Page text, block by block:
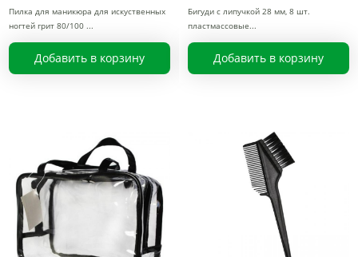
Пилка для маникюра для искуственных
ногтей грит 80/100
Добавить в корзину
Бигуди с липучкой 28 мм, 8 шт.
пластмассовые
Добавить в корзину